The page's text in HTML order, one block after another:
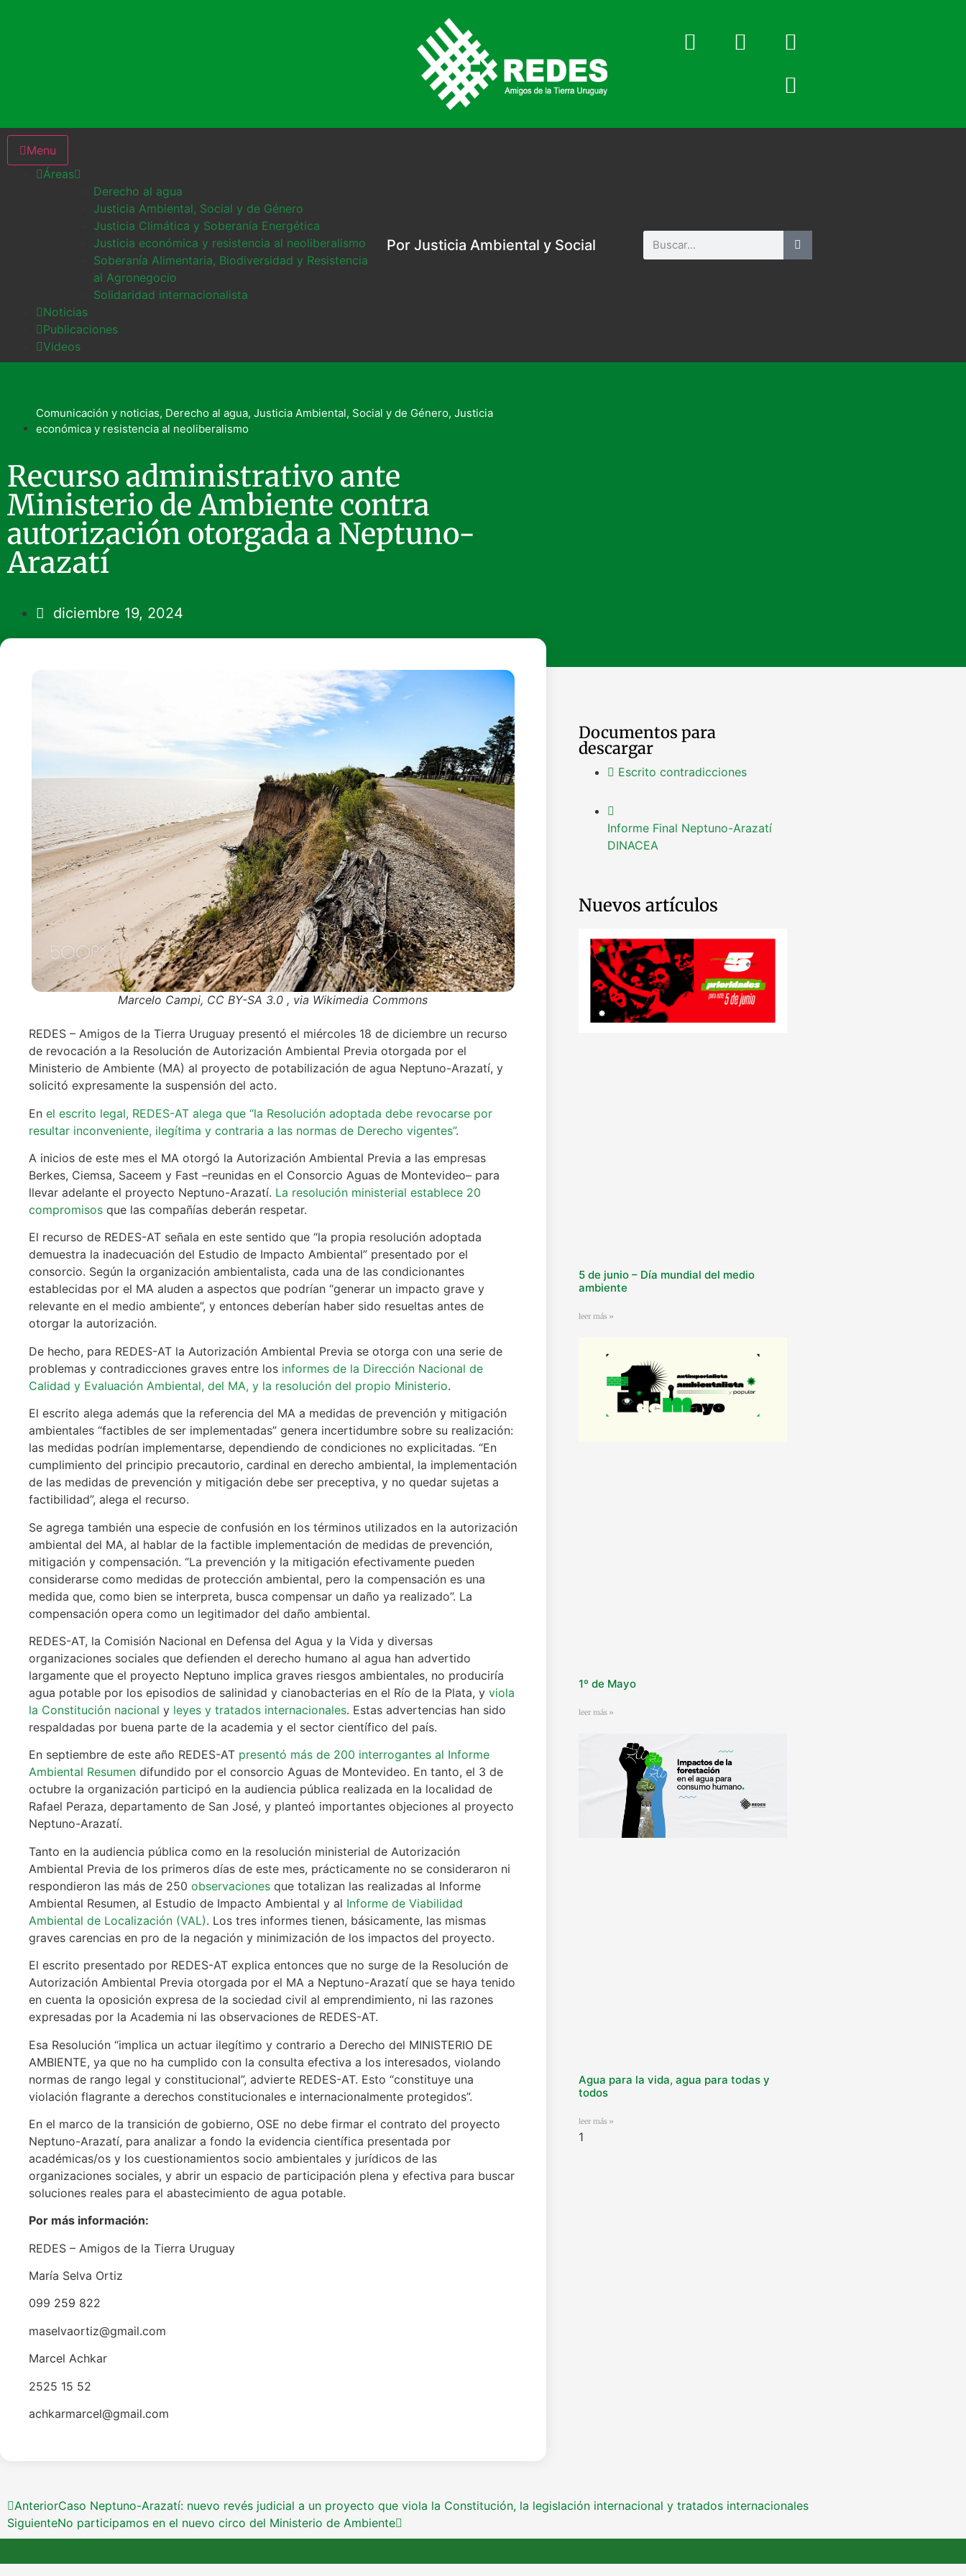
Menu
Áreas
Derecho al agua
Justicia Ambiental, Social y de Género
Justicia Climática y Soberanía Energética
Justicia económica y resistencia al neoliberalismo
Soberanía Alimentaria, Biodiversidad y Resistencia
al Agronegocio
Solidaridad internacionalista
Noticias
Publicaciones
Videos
Por Justicia Ambiental y Social
Comunicación y noticias, Derecho al agua, Justicia Ambiental, Social y de Género, Justicia
económica y resistencia al neoliberalismo
Recurso administrativo ante
Ministerio de Ambiente contra
autorización otorgada a Neptuno-
Arazatí
diciembre 19, 2024
Marcelo Campi, CC BY-SA 3.0 , via Wikimedia Commons
REDES – Amigos de la Tierra Uruguay presentó el miércoles 18 de diciembre un recurso
de revocación a la Resolución de Autorización Ambiental Previa otorgada por el
Ministerio de Ambiente (MA) al proyecto de potabilización de agua Neptuno-Arazatí, y
solicitó expresamente la suspensión del acto.
En el escrito legal, REDES-AT alega que “la Resolución adoptada debe revocarse por
resultar inconveniente, ilegítima y contraria a las normas de Derecho vigentes”.
A inicios de este mes el MA otorgó la Autorización Ambiental Previa a las empresas
Berkes, Ciemsa, Saceem y Fast –reunidas en el Consorcio Aguas de Montevideo– para
llevar adelante el proyecto Neptuno-Arazatí. La resolución ministerial establece 20
compromisos que las compañías deberán respetar.
El recurso de REDES-AT señala en este sentido que “la propia resolución adoptada
demuestra la inadecuación del Estudio de Impacto Ambiental” presentado por el
consorcio. Según la organización ambientalista, cada una de las condicionantes
establecidas por el MA aluden a aspectos que podrían “generar un impacto grave y
relevante en el medio ambiente”, y entonces deberían haber sido resueltas antes de
otorgar la autorización.
De hecho, para REDES-AT la Autorización Ambiental Previa se otorga con una serie de
problemas y contradicciones graves entre los informes de la Dirección Nacional de
Calidad y Evaluación Ambiental, del MA, y la resolución del propio Ministerio.
El escrito alega además que la referencia del MA a medidas de prevención y mitigación
ambientales “factibles de ser implementadas” genera incertidumbre sobre su realización:
las medidas podrían implementarse, dependiendo de condiciones no explicitadas. “En
cumplimiento del principio precautorio, cardinal en derecho ambiental, la implementación
de las medidas de prevención y mitigación debe ser preceptiva, y no quedar sujetas a
factibilidad”, alega el recurso.
Se agrega también una especie de confusión en los términos utilizados en la autorización
ambiental del MA, al hablar de la factible implementación de medidas de prevención,
mitigación y compensación. “La prevención y la mitigación efectivamente pueden
considerarse como medidas de protección ambiental, pero la compensación es una
medida que, como bien se interpreta, busca compensar un daño ya realizado”. La
compensación opera como un legitimador del daño ambiental.
REDES-AT, la Comisión Nacional en Defensa del Agua y la Vida y diversas
organizaciones sociales que defienden el derecho humano al agua han advertido
largamente que el proyecto Neptuno implica graves riesgos ambientales, no produciría
agua potable por los episodios de salinidad y cianobacterias en el Río de la Plata, y viola
la Constitución nacional y leyes y tratados internacionales. Estas advertencias han sido
respaldadas por buena parte de la academia y el sector científico del país.
En septiembre de este año REDES-AT presentó más de 200 interrogantes al Informe
Ambiental Resumen difundido por el consorcio Aguas de Montevideo. En tanto, el 3 de
octubre la organización participó en la audiencia pública realizada en la localidad de
Rafael Peraza, departamento de San José, y planteó importantes objeciones al proyecto
Neptuno-Arazatí.
Tanto en la audiencia pública como en la resolución ministerial de Autorización
Ambiental Previa de los primeros días de este mes, prácticamente no se consideraron ni
respondieron las más de 250 observaciones que totalizan las realizadas al Informe
Ambiental Resumen, al Estudio de Impacto Ambiental y al Informe de Viabilidad
Ambiental de Localización (VAL). Los tres informes tienen, básicamente, las mismas
graves carencias en pro de la negación y minimización de los impactos del proyecto.
El escrito presentado por REDES-AT explica entonces que no surge de la Resolución de
Autorización Ambiental Previa otorgada por el MA a Neptuno-Arazatí que se haya tenido
en cuenta la oposición expresa de la sociedad civil al emprendimiento, ni las razones
expresadas por la Academia ni las observaciones de REDES-AT.
Esa Resolución “implica un actuar ilegítimo y contrario a Derecho del MINISTERIO DE
AMBIENTE, ya que no ha cumplido con la consulta efectiva a los interesados, violando
normas de rango legal y constitucional”, advierte REDES-AT. Esto “constituye una
violación flagrante a derechos constitucionales e internacionalmente protegidos”.
En el marco de la transición de gobierno, OSE no debe firmar el contrato del proyecto
Neptuno-Arazatí, para analizar a fondo la evidencia científica presentada por
académicas/os y los cuestionamientos socio ambientales y jurídicos de las
organizaciones sociales, y abrir un espacio de participación plena y efectiva para buscar
soluciones reales para el abastecimiento de agua potable.
Por más información:
REDES – Amigos de la Tierra Uruguay
María Selva Ortiz
099 259 822
maselvaortiz@gmail.com
Marcel Achkar
2525 15 52
achkarmarcel@gmail.com
Documentos para
descargar
Escrito contradicciones
Informe Final Neptuno-Arazatí
DINACEA
Nuevos artículos
5 de junio – Día mundial del medio
ambiente
leer más »
1º de Mayo
leer más »
Agua para la vida, agua para todas y
todos
leer más »
AnteriorCaso Neptuno-Arazatí: nuevo revés judicial a un proyecto que viola la Constitución, la legislación internacional y tratados internacionales
SiguienteNo participamos en el nuevo circo del Ministerio de Ambiente